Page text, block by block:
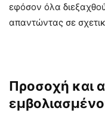
εφόσον όλα
απαντώντας σε
Προσοχή και